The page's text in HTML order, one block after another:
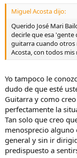
Como se puede ver,
opción de crear con
es donde entra mi
por otra parte,
porque ¿estaríamos
nuestra "mano
afinación de las
En fín... qué más da...
dicho lo cual, espero
crítica personal
Miguel Acosta dijo:
Querido José Mari
decirle que esa
guitarra cuando otros
Acosta, con todos mis
Yo tampoco le
dudo de que esté
Guitarra y como
perfectamente la
Tan solo que creo
menosprecio alguno
general y sin ir
predispuesto a